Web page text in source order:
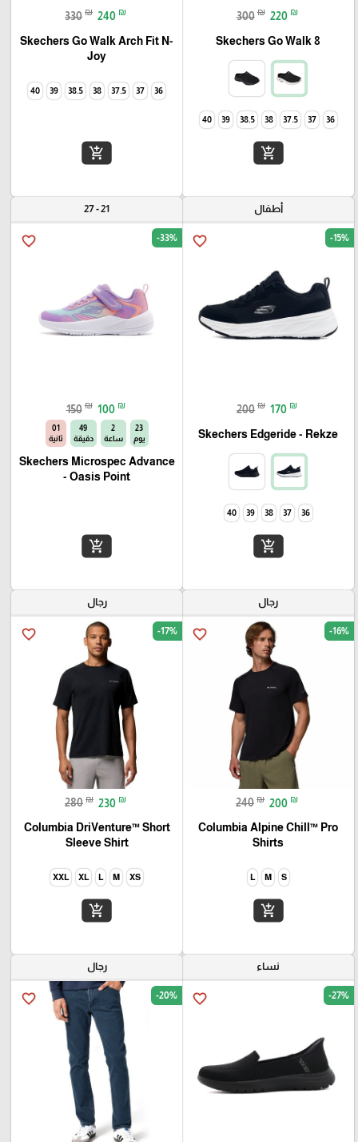
300 ₪ 220 ₪
Skechers Go Walk 8
36
37
37.5
38
38.5
39
40
add_shopping_cart
330 ₪ 240 ₪
Skechers Go Walk Arch Fit N-
Joy
36
37
37.5
38
38.5
39
40
add_shopping_cart
أطفال
favorite_border -15%
200 ₪ 170 ₪
Skechers Edgeride - Rekze‏
36
37
38
39
40
add_shopping_cart
21 - 27
favorite_border -33%
150 ₪ 100 ₪
23
يوم
2
ساعة
49
دقيقة
00
ثانية
Skechers Microspec Advance
- Oasis Point
add_shopping_cart
رجال
favorite_border -16%
240 ₪ 200 ₪
Columbia Alpine Chill™ Pro
Shirts
S
M
L
add_shopping_cart
رجال
favorite_border -17%
280 ₪ 230 ₪
Columbia DriVenture™ Short
Sleeve Shirt
XS
M
L
XL
XXL
add_shopping_cart
نساء
favorite_border -27%
رجال
favorite_border -20%